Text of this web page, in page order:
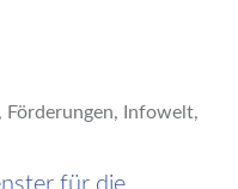
Förderungen, Infowelt,